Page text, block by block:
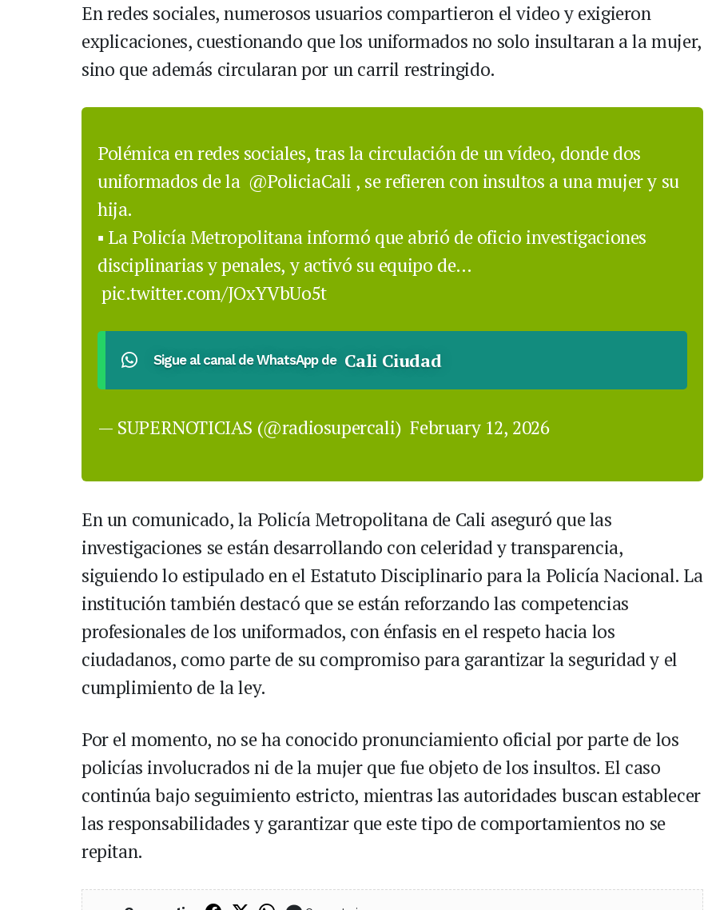
En redes sociales, numerosos usuarios compartieron el video y exigieron
explicaciones, cuestionando que los uniformados no solo insultaran a la mujer,
sino que además circularan por un carril restringido.
Polémica en redes sociales, tras la circulación de un vídeo, donde dos
uniformados de la @PoliciaCali , se refieren con insultos a una mujer y su
hija.
▪️ La Policía Metropolitana informó que abrió de oficio investigaciones
disciplinarias y penales, y activó su equipo de…
pic.twitter.com/JOxYVbUo5t
Sigue al canal de WhatsApp de Cali Ciudad
— SUPERNOTICIAS (@radiosupercali) February 12, 2026
En un comunicado, la Policía Metropolitana de Cali aseguró que las
investigaciones se están desarrollando con celeridad y transparencia,
siguiendo lo estipulado en el Estatuto Disciplinario para la Policía Nacional. La
institución también destacó que se están reforzando las competencias
profesionales de los uniformados, con énfasis en el respeto hacia los
ciudadanos, como parte de su compromiso para garantizar la seguridad y el
cumplimiento de la ley.
Por el momento, no se ha conocido pronunciamiento oficial por parte de los
policías involucrados ni de la mujer que fue objeto de los insultos. El caso
continúa bajo seguimiento estricto, mientras las autoridades buscan establecer
las responsabilidades y garantizar que este tipo de comportamientos no se
repitan.